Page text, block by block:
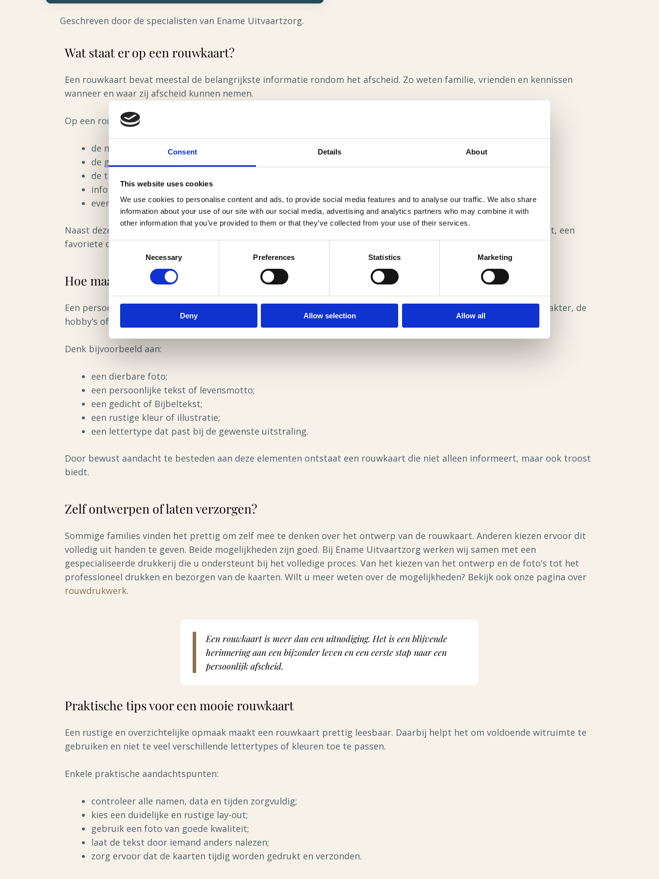
Consent Details About
This website uses cookies
We use cookies to personalise content and ads, to provide social media features and to analyse our traffic. We also share
information about your use of our site with our social media, advertising and analytics partners who may combine it with
other information that you’ve provided to them or that they’ve collected from your use of their services.
Consent
Necessary Preferences Statistics Marketing
Deny Allow selection Allow all
Geschreven door de specialisten van Ename Uitvaartzorg.
Wat staat er op een rouwkaart?
Een rouwkaart bevat meestal de belangrijkste informatie rondom het afscheid. Zo weten familie, vrienden en kennissen
wanneer en waar zij afscheid kunnen nemen.
Op een rouwkaart staan vaak:
de naam van de overledene;
de geboorte- en overlijdensdatum;
de tijd, datum en locatie van de uitvaart;
informatie over de condoleance;
eventuele wensen van de familie, zoals een donatie of bloemen.
Naast deze praktische informatie kiezen veel families voor een persoonlijke toevoeging, zoals een foto, een gedicht, een
favoriete quote of een symbool dat past bij het leven van de overledene.
Hoe maakt u een rouwkaart persoonlijk?
Een persoonlijke rouwkaart vertelt iets over wie iemand was. De uitstraling van de kaart kan aansluiten bij het karakter, de
hobby’s of de levensstijl van de overledene.
Denk bijvoorbeeld aan:
een dierbare foto;
een persoonlijke tekst of levensmotto;
een gedicht of Bijbeltekst;
een rustige kleur of illustratie;
een lettertype dat past bij de gewenste uitstraling.
Door bewust aandacht te besteden aan deze elementen ontstaat een rouwkaart die niet alleen informeert, maar ook troost
biedt.
Zelf ontwerpen of laten verzorgen?
Sommige families vinden het prettig om zelf mee te denken over het ontwerp van de rouwkaart. Anderen kiezen ervoor dit
volledig uit handen te geven. Beide mogelijkheden zijn goed. Bij Ename Uitvaartzorg werken wij samen met een
gespecialiseerde drukkerij die u ondersteunt bij het volledige proces. Van het kiezen van het ontwerp en de foto’s tot het
professioneel drukken en bezorgen van de kaarten. Wilt u meer weten over de mogelijkheden? Bekijk ook onze pagina over
rouwdrukwerk.
Een rouwkaart is meer dan een uitnodiging. Het is een blijvende
herinnering aan een bijzonder leven en een eerste stap naar een
persoonlijk afscheid.
Praktische tips voor een mooie rouwkaart
Een rustige en overzichtelijke opmaak maakt een rouwkaart prettig leesbaar. Daarbij helpt het om voldoende witruimte te
gebruiken en niet te veel verschillende lettertypes of kleuren toe te passen.
Enkele praktische aandachtspunten:
controleer alle namen, data en tijden zorgvuldig;
kies een duidelijke en rustige lay-out;
gebruik een foto van goede kwaliteit;
laat de tekst door iemand anders nalezen;
zorg ervoor dat de kaarten tijdig worden gedrukt en verzonden.